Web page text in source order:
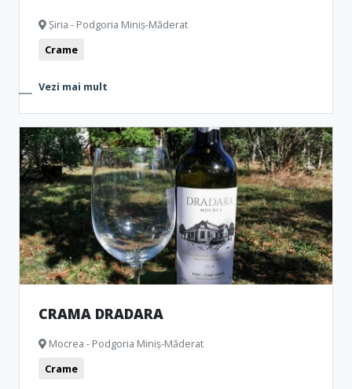
Șiria - Podgoria Miniș-Măderat
Crame
Vezi mai mult
CRAMA DRADARA
Mocrea - Podgoria Miniș-Măderat
Crame